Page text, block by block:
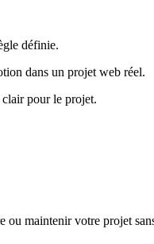
définie.
dans un projet web réel.
pour le projet.
ou maintenir votre projet